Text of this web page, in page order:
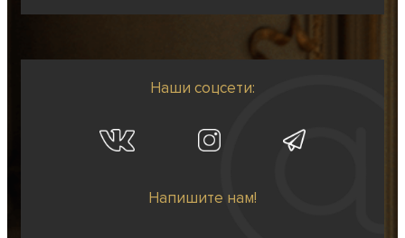
Наши соцсети:
Напишите нам!